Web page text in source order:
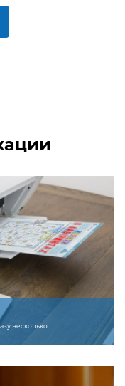
существительных
несколько